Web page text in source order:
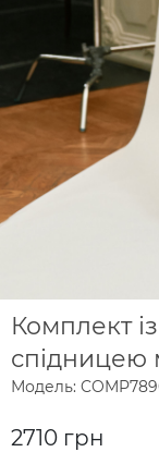
Комплект
спідницею
Модель:
2710 грн